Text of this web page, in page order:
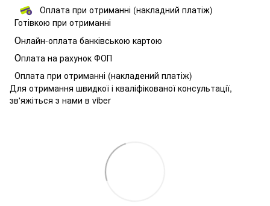
Оплата при отриманні (накладний платіж)
Готівкою при отриманні
Онлайн-оплата банківською картою
Оплата на рахунок ФОП
Оплата при отриманні (накладений платіж)
Для отримання швидкої і кваліфікованої консультації,
зв'яжіться з нами в viber